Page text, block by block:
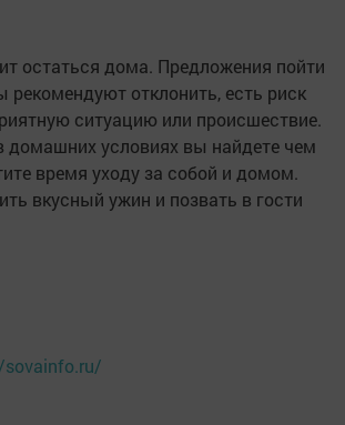
остаться дома. Предложения пойти
рекомендуют отклонить, есть риск
ситуацию или происшествие.
домашних условиях вы найдете чем
время уходу за собой и домом.
вкусный ужин и позвать в гости